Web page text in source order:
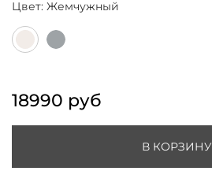
Цвет: Жемчужный
18990 руб
В КОРЗИНУ